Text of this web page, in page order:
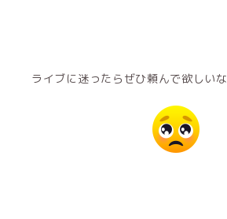
ライブに迷ったらぜひ頼んで欲しいな